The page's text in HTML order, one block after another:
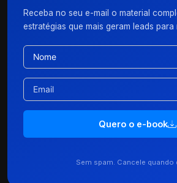
Receba no seu e-mail o material
estratégias que mais geram leads
Quero o e-book
Sem spam. Cancele quando